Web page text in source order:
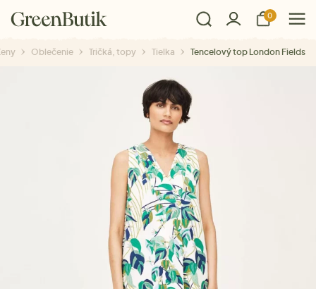
0
Oblečenie Tričká, topy Tielka Tencelový top London Fields